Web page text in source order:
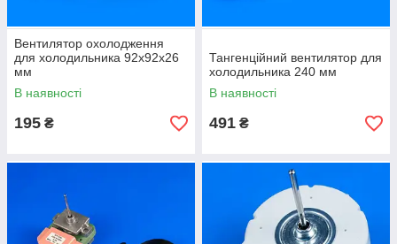
Вентилятор охолодження
для холодильника 92x92x26
мм
В наявності
195 ₴
Тангенційний вентилятор для
холодильника 240 мм
В наявності
491 ₴